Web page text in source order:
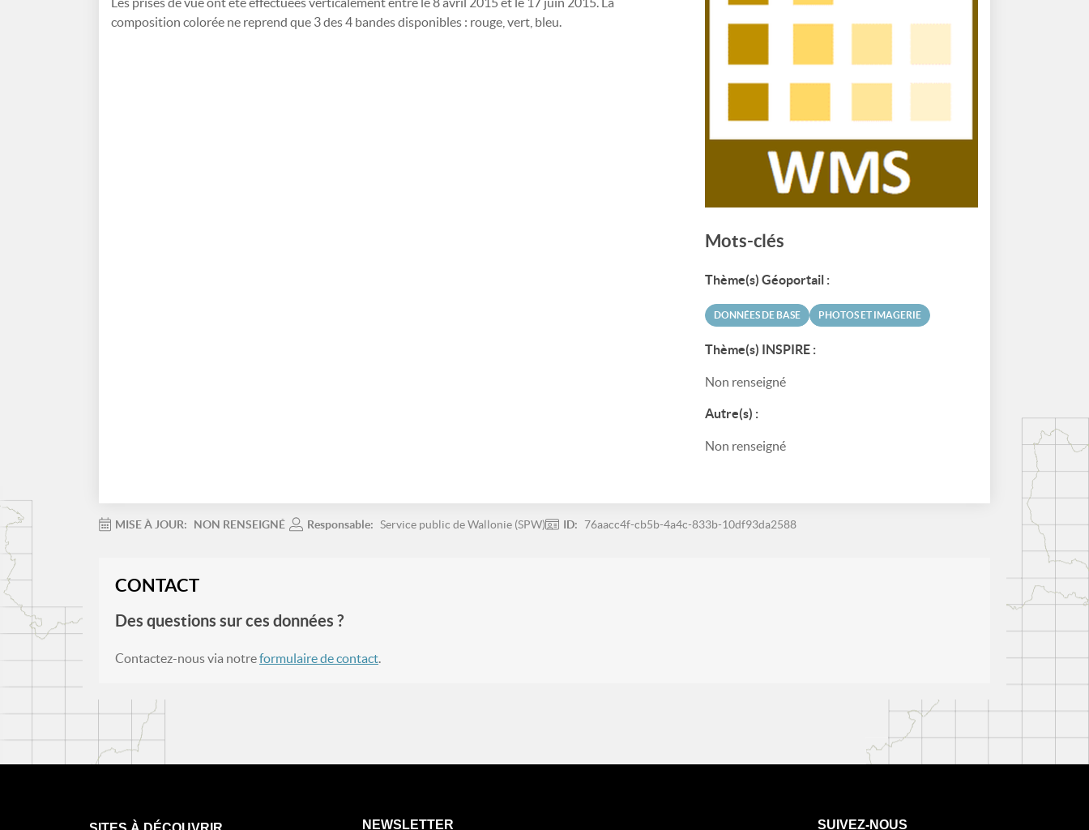
composition colorée ne reprend que 3 des 4 bandes disponibles : rouge, vert, bleu.
Mots-clés
Thème(s) Géoportail :
DONNÉES DE BASE PHOTOS ET IMAGERIE
Thème(s) INSPIRE :
Non renseigné
Autre(s) :
Non renseigné
MISE À JOUR: NON RENSEIGNÉ Responsable: Service public de Wallonie (SPW) ID: 76aacc4f-cb5b-4a4c-833b-10df93da2588
CONTACT
Des questions sur ces données ?
Contactez-nous via notreformulaire de contact.
NEWSLETTER SUIVEZ-NOUS